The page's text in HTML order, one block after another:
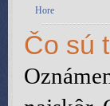
Hore
Čo sú